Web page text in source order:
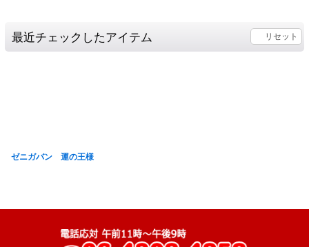
最近チェックしたアイテム リセット
ゼニガバン 運の王様